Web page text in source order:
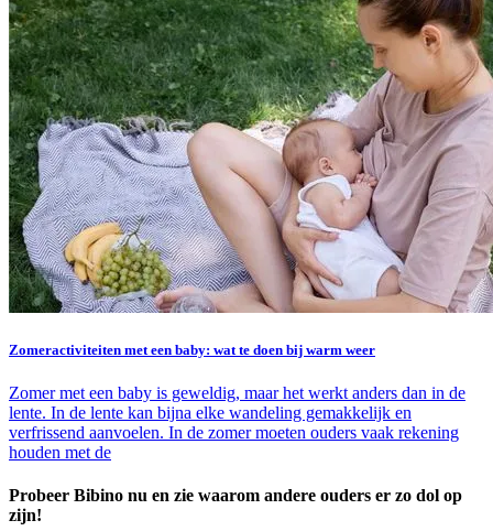
Zomeractiviteiten met een baby: wat te doen bij warm weer
Zomer met een baby is geweldig, maar het werkt anders dan in de
lente. In de lente kan bijna elke wandeling gemakkelijk en
verfrissend aanvoelen. In de zomer moeten ouders vaak rekening
houden met de
Probeer Bibino nu en zie waarom andere ouders er zo dol op
zijn!